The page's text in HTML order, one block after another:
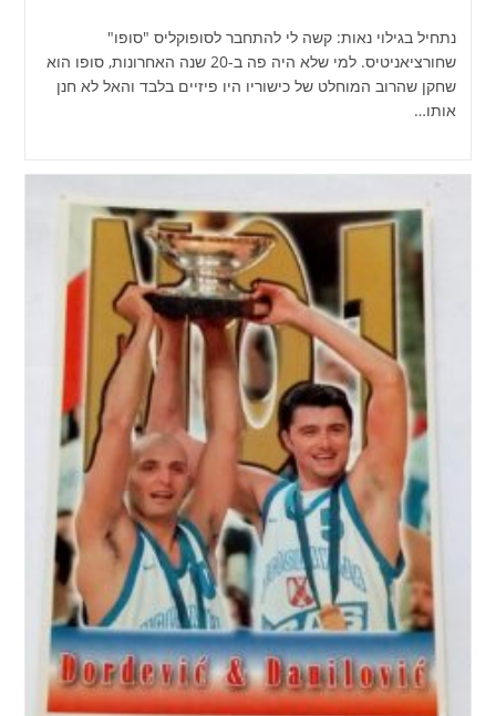
נתחיל בגילוי נאות: קשה לי להתחבר לסופוקליס "סופו"
שחורציאניטיס. למי שלא היה פה ב-20 שנה האחרונות, סופו הוא
שחקן שהרוב המוחלט של כישוריו היו פיזיים בלבד והאל לא חנן
אותו…